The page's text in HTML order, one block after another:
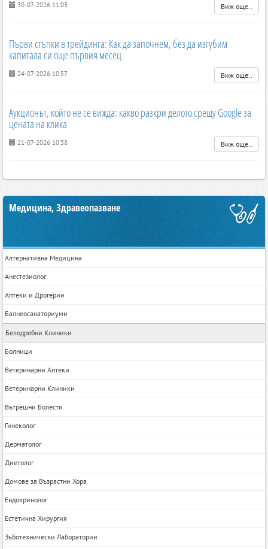
30-07-2026 11:03 Виж още..
Първи стъпки в трейдинга: Как да започнем, без да изгубим
капитала си още първия месец
24-07-2026 10:57 Виж още..
Аукционът, който не се вижда: какво разкри делото срещу Google за
цената на клика
21-07-2026 10:38 Виж още..
Медицина, Здравеопазване
Алтернативна Медицина
Анестезиолог
Аптеки и Дрогерии
Балнеосанаториуми
Белодробни Клиники
Болници
Ветеринарни Аптеки
Ветеринарни Клиники
Вътрешни Болести
Гинеколог
Дерматолог
Диетолог
Домове за Възрастни Хора
Ендокринолог
Естетична Хирургия
Зъботехнически Лаборатории